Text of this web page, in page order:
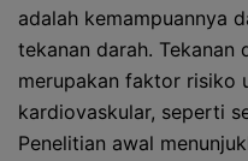
adalah kemampuannya
tekanan darah. Tekanan
merupakan faktor risiko
kardiovaskular, seperti
Penelitian awal